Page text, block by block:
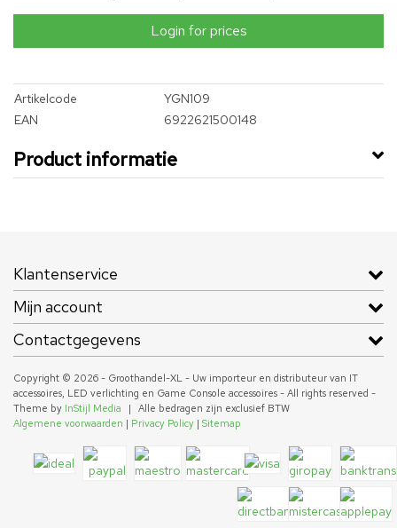
Login for prices
Artikelcode
YGN109
EAN
6922621500148
Product informatie
Klantenservice
Mijn account
Contactgegevens
Copyright © 2026 - Groothandel-XL - Uw importeur en distributeur van IT
accessoires, LED verlichting en Game Console accessoires - All rights reserved -
Theme by InStijl Media |
Alle bedragen zijn exclusief BTW
Algemene voorwaarden | Privacy Policy | Sitemap